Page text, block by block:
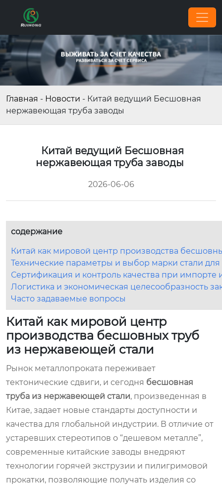
Главная - Новости - Китай ведущий Бесшовная
нержавеющая труба заводы
Китай ведущий Бесшовная
нержавеющая труба заводы
2026-06-06
содержание
Китай как мировой центр производства
Технические параметры и выбор марки стали для
Сертификация и контроль качества при импорте
Логистика и экономическая целесообразность
Часто задаваемые вопросы
Китай как мировой центр
производства бесшовных труб
из нержавеющей стали
Рынок металлопроката переживает
тектонические сдвиги, и сегодня бесшовная
труба из нержавеющей стали, произведенная в
Китае, задает новые стандарты доступности и
качества для глобальной индустрии. В отличие от
устаревших стереотипов о “дешевом металле”,
современные китайские заводы внедряют
технологии горячей экструзии и пилигримовой
прокатки, позволяющие получать изделия со